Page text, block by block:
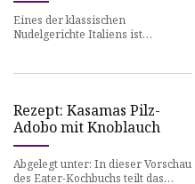
Eines der klassischen
Nudelgerichte Italiens ist
geht d
Rezept: Kasamas Pilz-
Adobo mit Knoblauch
Abgelegt unter: In dieser Vorschau
des Eater-Kochbuchs teilt das